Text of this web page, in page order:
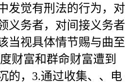
发觉有刑法的行为，对
义务者，对间接义务者
当视具体情节赐与曲至
财富和群命财富遭到
的，3.通过收集、、电